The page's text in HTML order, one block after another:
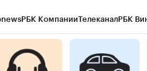
РБК КомпанииТелеканалРБК